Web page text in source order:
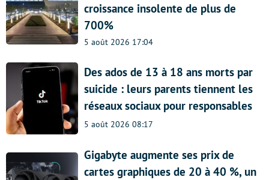
croissance insolente de plus de
700%
5 août 2026 17:04
Des ados de 13 à 18 ans morts par
suicide : leurs parents tiennent les
réseaux sociaux pour responsables
5 août 2026 08:17
Gigabyte augmente ses prix de
cartes graphiques de 20 à 40 %, un